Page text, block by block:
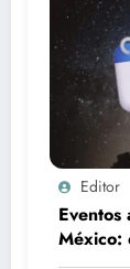
Editor
México:
verlos